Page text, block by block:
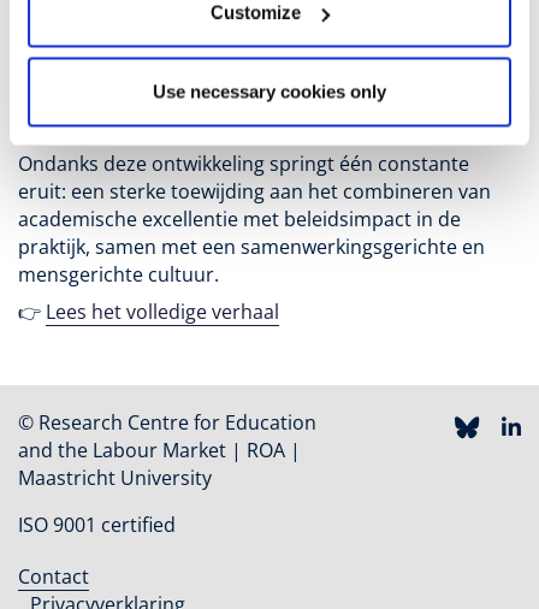
Customize
Use necessary cookies only
Ze blikken terug op decennia van groei, van het
ontwikkelen van invloedrijke arbeidsmarktprognoses
levenslang leren, technologische veranderingen en de
dynamiek tussen onderwijs en de arbeidsmarkt.
Ondanks deze ontwikkeling springt één constante
eruit: een sterke toewijding aan het combineren van
academische excellentie met beleidsimpact in de
praktijk, samen met een samenwerkingsgerichte en
mensgerichte cultuur.
👉 Lees het volledige verhaal
© Research Centre for Education
and the Labour Market | ROA |
Maastricht University
ISO 9001 certified
Footer
Contact